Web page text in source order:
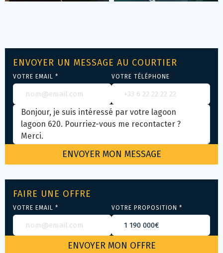
ENVOYER UN MESSAGE AU COURTIER
VOTRE EMAIL * VOTRE TÉLÉPHONE
FAIRE UNE OFFRE
VOTRE EMAIL * VOTRE PROPOSITION *